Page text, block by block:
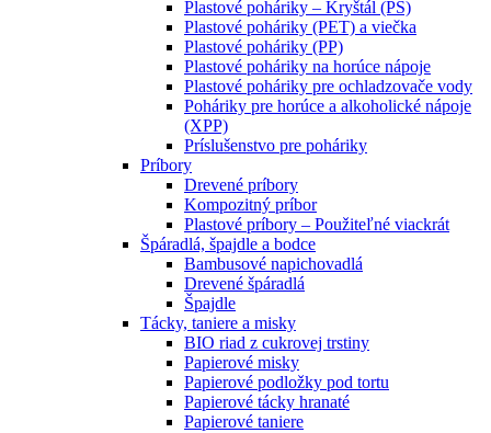
Plastové poháriky – Kryštál (PS)
Plastové poháriky (PET) a viečka
Plastové poháriky (PP)
Plastové poháriky na horúce nápoje
Plastové poháriky pre ochladzovače vody
Poháriky pre horúce a alkoholické nápoje
(XPP)
Príslušenstvo pre poháriky
Príbory
Drevené príbory
Kompozitný príbor
Plastové príbory – Použiteľné viackrát
Špáradlá, špajdle a bodce
Bambusové napichovadlá
Drevené špáradlá
Špajdle
Tácky, taniere a misky
BIO riad z cukrovej trstiny
Papierové misky
Papierové podložky pod tortu
Papierové tácky hranaté
Papierové taniere